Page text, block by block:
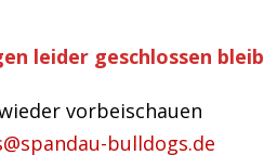
leider geschlossen
vorbeischauen
bulldogs.de